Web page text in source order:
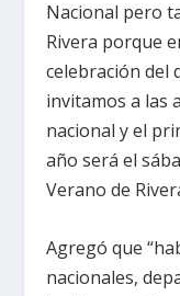
Nacional pero
Rivera porque
celebración del
invitamos a las
nacional y el
año será el
Verano de
Agregó que
nacionales,